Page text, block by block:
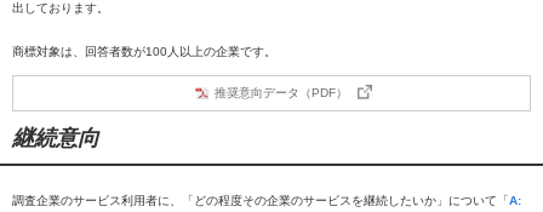
出しております。
商標対象は、回答者数が100人以上の企業です。
推奨意向データ（PDF）
継続意向
調査企業のサービス利用者に、「どの程度その企業のサービスを継続したいか」について「A: